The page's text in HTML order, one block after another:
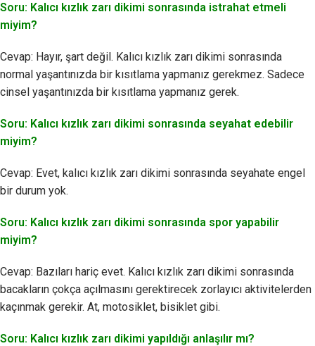
Soru: Kalıcı kızlık zarı dikimi sonrasında istrahat etmeli
miyim?
Cevap: Hayır, şart değil. Kalıcı kızlık zarı dikimi sonrasında
normal yaşantınızda bir kısıtlama yapmanız gerekmez. Sadece
cinsel yaşantınızda bir kısıtlama yapmanız gerek.
Soru: Kalıcı kızlık zarı dikimi sonrasında seyahat edebilir
miyim?
Cevap: Evet, kalıcı kızlık zarı dikimi sonrasında seyahate engel
bir durum yok.
Soru: Kalıcı kızlık zarı dikimi sonrasında spor yapabilir
miyim?
Cevap: Bazıları hariç evet. Kalıcı kızlık zarı dikimi sonrasında
bacakların çokça açılmasını gerektirecek zorlayıcı aktivitelerden
kaçınmak gerekir. At, motosiklet, bisiklet gibi.
Soru: Kalıcı kızlık zarı dikimi yapıldığı anlaşılır mı?